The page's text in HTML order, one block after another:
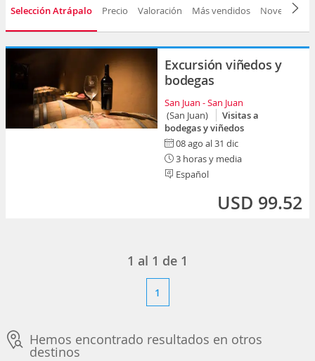
Selección Atrápalo Precio Valoración Más vendidos Novedad
Excursión viñedos y
bodegas
San Juan - San Juan
(San Juan)
Visitas a
bodegas y viñedos
08 ago al 31 dic
3 horas y media
Español
USD 99.52
1 al 1 de 1
1
Hemos encontrado resultados en otros
destinos